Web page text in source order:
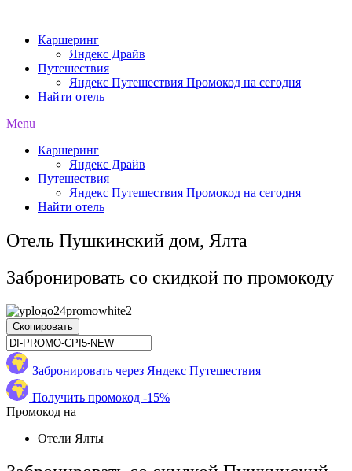
содержимому
Каршеринг
Яндекс Драйв
Путешествия
Яндекс Путешествия Промокод на сегодня
Найти отель
Menu
Каршеринг
Яндекс Драйв
Путешествия
Яндекс Путешествия Промокод на сегодня
Найти отель
Отель Пушкинский дом, Ялта
Забронировать со скидкой по промокоду
Скопировать
Забронировать через Яндекс Путешествия
Получить промокод -15%
Промокод на
Отели Ялты